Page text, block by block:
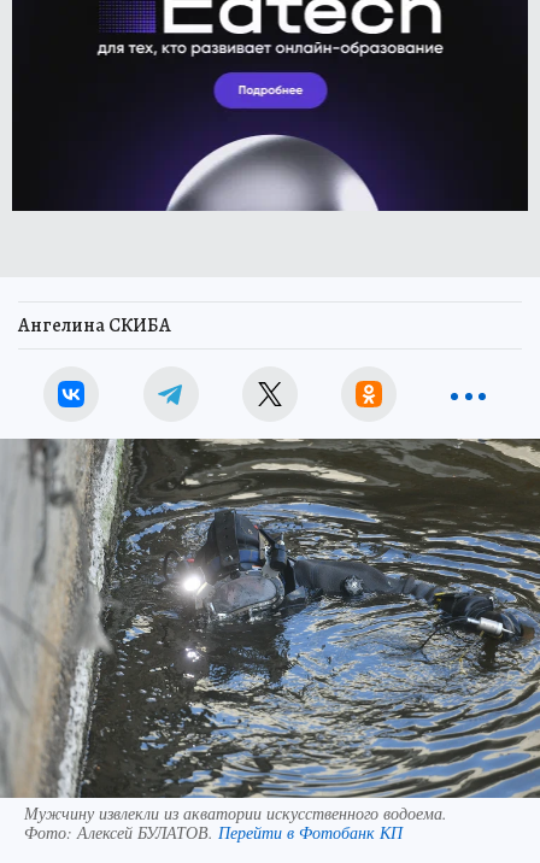
Ангелина СКИБА
Мужчину извлекли из акватории искусственного водоема.
Фото:Алексей БУЛАТОВ. Перейти в Фотобанк КП